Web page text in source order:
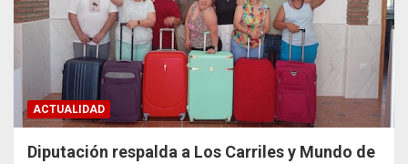
ACTUALIDAD
Diputación respalda a Los Carriles y Mundo de